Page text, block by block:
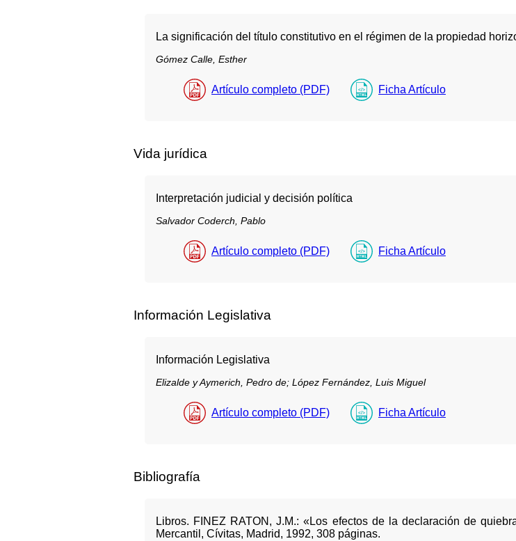
La significación del título constitutivo en el régimen de la propiedad
Gómez Calle, Esther
Artículo completo (PDF) Ficha Artículo
Vida jurídica
Interpretación judicial y decisión política
Salvador Coderch, Pablo
Artículo completo (PDF) Ficha Artículo
Información Legislativa
Información Legislativa
Elizalde y Aymerich, Pedro de; López Fernández, Luis Miguel
Artículo completo (PDF) Ficha Artículo
Bibliografía
Libros. FINEZ RATON, J.M.: «Los efectos de la declaración de
Mercantil, Cívitas, Madrid, 1992, 308 páginas.